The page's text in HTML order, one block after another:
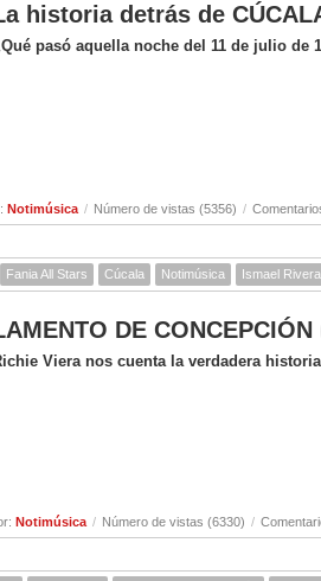
historia detrás de
pasó aquella noche del 11 de julio de
Notimúsica / Número de vistas (5356) /
Fania All Stars Cúcala Notimúsica Ismael Rivera
DE
Viera nos cuenta la verdadera
Notimúsica / Número de vistas (6330) /